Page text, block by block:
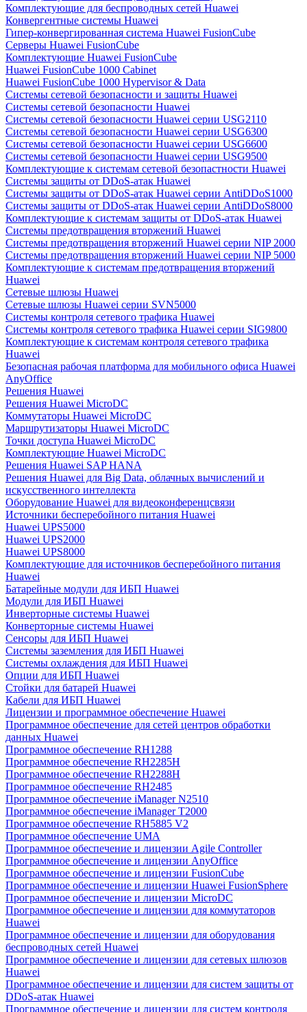
Комплектующие для беспроводных сетей Huawei
Конвергентные системы Huawei
Гипер-конвергированная система Huawei FusionCube
Серверы Huawei FusionCube
Комплектующие Huawei FusionCube
Huawei FusionCube 1000 Cabinet
Huawei FusionCube 1000 Hypervisor & Data
Системы сетевой безопасности и защиты Huawei
Системы сетевой безопасности Huawei
Системы сетевой безопасности Huawei серии USG2110
Системы сетевой безопасности Huawei серии USG6300
Системы сетевой безопасности Huawei серии USG6600
Системы сетевой безопасности Huawei серии USG9500
Комплектующие к системам сетевой безопастности Huawei
Системы защиты от DDoS-атак Huawei
Системы защиты от DDoS-атак Huawei серии AntiDDoS1000
Системы защиты от DDoS-атак Huawei серии AntiDDoS8000
Комплектующие к системам защиты от DDoS-атак Huawei
Системы предотвращения вторжений Huawei
Системы предотвращения вторжений Huawei серии NIP 2000
Системы предотвращения вторжений Huawei серии NIP 5000
Комплектующие к системам предотвращения вторжений
Huawei
Сетевые шлюзы Huawei
Сетевые шлюзы Huawei серии SVN5000
Системы контроля сетевого трафика Huawei
Системы контроля сетевого трафика Huawei серии SIG9800
Комплектующие к системам контроля сетевого трафика
Huawei
Безопасная рабочая платформа для мобильного офиса Huawei
AnyOffice
Решения Huawei
Решения Huawei MicroDC
Коммутаторы Huawei MicroDC
Маршрутизаторы Huawei MicroDC
Точки доступа Huawei MicroDC
Комплектующие Huawei MicroDC
Решения Huawei SAP HANA
Решения Huawei для Big Data, облачных вычислений и
искусственного интеллекта
Оборудование Huawei для видеоконференцсвязи
Источники бесперебойного питания Huawei
Huawei UPS5000
Huawei UPS2000
Huawei UPS8000
Комплектующие для источников бесперебойного питания
Huawei
Батарейные модули для ИБП Huawei
Модули для ИБП Huawei
Инверторные системы Huawei
Конверторные системы Huawei
Сенсоры для ИБП Huawei
Системы заземления для ИБП Huawei
Системы охлаждения для ИБП Huawei
Опции для ИБП Huawei
Стойки для батарей Huawei
Кабели для ИБП Huawei
Лицензии и программное обеспечение Huawei
Программное обеспечение для сетей центров обработки
данных Huawei
Программное обеспечение RH1288
Программное обеспечение RH2285H
Программное обеспечение RH2288H
Программное обеспечение RH2485
Программное обеспечение iManager N2510
Программное обеспечение iManager T2000
Программное обеспечение RH5885 V2
Программное обеспечение UMA
Программное обеспечение и лицензии Agile Controller
Программное обеспечение и лицензии AnyOffice
Программное обеспечение и лицензии FusionCube
Программное обеспечение и лицензии Huawei FusionSphere
Программное обеспечение и лицензии MicroDC
Программное обеспечение и лицензии для коммутаторов
Huawei
Программное обеспечение и лицензии для оборудования
беспроводных сетей Huawei
Программное обеспечение и лицензии для сетевых шлюзов
Huawei
Программное обеспечение и лицензии для систем защиты от
DDoS-атак Huawei
Программное обеспечение и лицензии для систем контроля